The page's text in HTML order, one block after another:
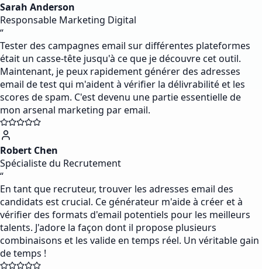
Sarah Anderson
Responsable Marketing Digital
“
Tester des campagnes email sur différentes plateformes
était un casse-tête jusqu'à ce que je découvre cet outil.
Maintenant, je peux rapidement générer des adresses
email de test qui m'aident à vérifier la délivrabilité et les
scores de spam. C'est devenu une partie essentielle de
mon arsenal marketing par email.
Robert Chen
Spécialiste du Recrutement
“
En tant que recruteur, trouver les adresses email des
candidats est crucial. Ce générateur m'aide à créer et à
vérifier des formats d'email potentiels pour les meilleurs
talents. J'adore la façon dont il propose plusieurs
combinaisons et les valide en temps réel. Un véritable gain
de temps !